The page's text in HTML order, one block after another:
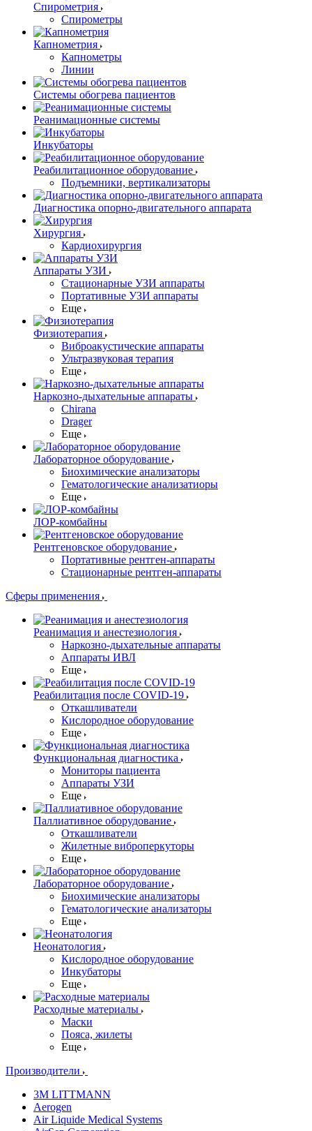
Спирометрия
Спирометры
Капнометрия
Капнометры
Линии
Системы обогрева пациентов
Реанимационные системы
Инкубаторы
Реабилитационное оборудование
Подъемники, вертикализаторы
Диагностика опорно-двигательного аппарата
Хирургия
Кардиохирургия
Аппараты УЗИ
Стационарные УЗИ аппараты
Портативные УЗИ аппараты
Еще
Физиотерапия
Виброакустические аппараты
Ультразвуковая терапия
Еще
Наркозно-дыхательные аппараты
Chirana
Drager
Еще
Лабораторное оборудование
Биохимические анализаторы
Гематологические анализатиоры
Еще
ЛОР-комбайны
Рентгеновское оборудование
Портативные рентген-аппараты
Стационарные рентген-аппараты
Сферы применения
Реанимация и анестезиология
Наркозно-дыхательные аппараты
Аппараты ИВЛ
Еще
Реабилитация после COVID-19
Откашливатели
Кислородное оборудование
Еще
Функциональная диагностика
Мониторы пациента
Аппараты УЗИ
Еще
Паллиативное оборудование
Откашливатели
Жилетные виброперкуторы
Еще
Лабораторное оборудование
Биохимические анализаторы
Гематологические анализаторы
Еще
Неонатология
Кислородное оборудование
Инкубаторы
Еще
Расходные материалы
Маски
Пояса, жилеты
Еще
Производители
3M LITTMANN
Aerogen
Air Liquide Medical Systems